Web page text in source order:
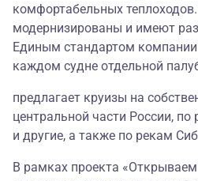
комфортабельных
модернизированы и имеют
Единым стандартом компании
каждом судне отдельной
предлагает круизы на
центральной части России,
и другие, а также по рекам
В рамках проекта